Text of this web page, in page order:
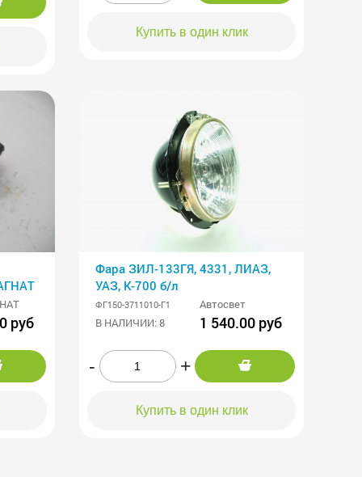
Купить в один клик
руб
Фара ЗИЛ-133ГЯ, 4331, ЛИАЗ,
УАЗ, К-700 б/л
ФГ150-3711010-Г1
Автосвет
В НАЛИЧИИ: 8
1 540.00 руб
- +
Купить в один клик